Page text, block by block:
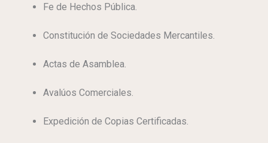
Fe de Hechos Pública.
Constitución de Sociedades Mercantiles.
Actas de Asamblea.
Avalúos Comerciales.
Expedición de Copias Certificadas.